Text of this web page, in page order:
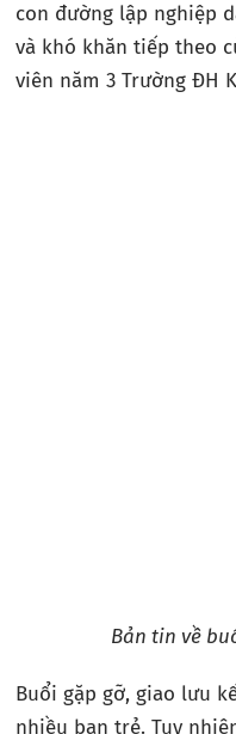
con đường lập nghiệp
và khó khăn tiếp theo
viên năm 3 Trường ĐH
Bản tin về
Buổi gặp gỡ, giao lưu
nhiều bạn trẻ. Tuy